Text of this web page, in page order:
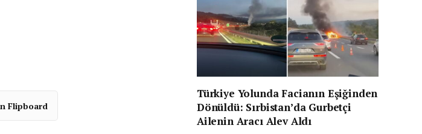
Flipboard
Türkiye Yolunda Facianın Eşiğinden
Dönüldü: Sırbistan’da Gurbetçi
Ailenin Aracı Alev Aldı